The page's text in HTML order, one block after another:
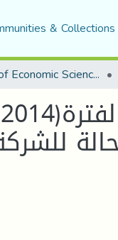
& Collections
Faculty of Economic Sciences, Commerce and Management Sciences